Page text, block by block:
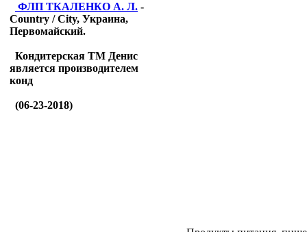
ФЛП ТКАЛЕНКО А. Л. -
Country / City, Украина,
Первомайский.
Кондитерская ТМ Денис
является производителем
конд
(06-23-2018)